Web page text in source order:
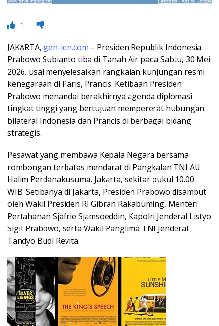
1
JAKARTA, gen-idn.com – Presiden Republik Indonesia
Prabowo Subianto tiba di Tanah Air pada Sabtu, 30 Mei
2026, usai menyelesaikan rangkaian kunjungan resmi
kenegaraan di Paris, Prancis. Ketibaan Presiden
Prabowo menandai berakhirnya agenda diplomasi
tingkat tinggi yang bertujuan mempererat hubungan
bilateral Indonesia dan Prancis di berbagai bidang
strategis.
Pesawat yang membawa Kepala Negara bersama
rombongan terbatas mendarat di Pangkalan TNI AU
Halim Perdanakusuma, Jakarta, sekitar pukul 10.00
WIB. Setibanya di Jakarta, Presiden Prabowo disambut
oleh Wakil Presiden RI Gibran Rakabuming, Menteri
Pertahanan Sjafrie Sjamsoeddin, Kapolri Jenderal Listyo
Sigit Prabowo, serta Wakil Panglima TNI Jenderal
Tandyo Budi Revita.